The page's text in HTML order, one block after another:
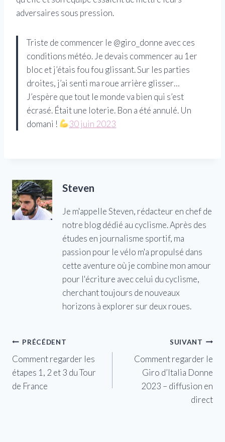
adversaires sous pression.
Triste de commencer le @giro_donne avec ces
conditions météo. Je devais commencer au 1er
bloc et j’étais fou fou glissant. Sur les parties
droites, j’ai senti ma roue arrière glisser…
J’espère que tout le monde va bien qui s’est
écrasé. Était une loterie. Bon a été annulé. Un
domani !
30 juin 2023
Steven
Je m'appelle Steven, rédacteur en chef de
notre blog dédié au cyclisme. Après des
études en journalisme sportif, ma
passion pour le vélo m'a propulsé dans
cette aventure où je combine mon amour
pour l'écriture avec celui du cyclisme,
cherchant toujours de nouveaux
horizons à explorer sur deux roues.
Navigation
de
l’article
PRÉCÉDENT
Comment regarder les
étapes 1, 2 et 3 du Tour
de France
SUIVANT
Comment regarder le
Giro d’Italia Donne
2023 – diffusion en
direct